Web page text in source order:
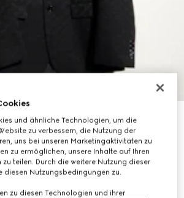
und GG Canvas
und ähnliche Technologien, um die
zu verbessern, die Nutzung der
uns bei unseren Marketingaktivitäten zu
zu ermöglichen, unsere Inhalte auf Ihren
zu teilen. Durch die weitere Nutzung dieser
diesen Nutzungsbedingungen zu.
zu diesen Technologien und ihrer